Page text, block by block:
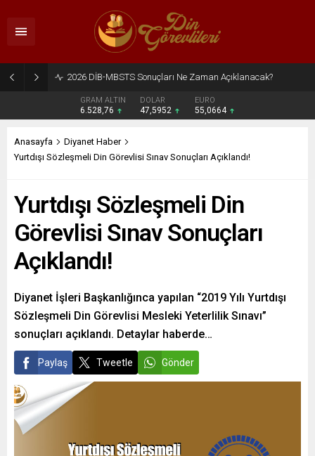
2026 DİB-MBSTS Sonuçları Ne Zaman Açıklanacak?
GRAM ALTIN
6.528,76
DOLAR
47,5952
EURO
55,0664
Anasayfa
Diyanet Haber
Yurtdışı Sözleşmeli Din Görevlisi Sınav Sonuçları Açıklandı!
Yurtdışı Sözleşmeli Din
Görevlisi Sınav Sonuçları
Açıklandı!
Diyanet İşleri Başkanlığınca yapılan “2019 Yılı Yurtdışı
Sözleşmeli Din Görevlisi Mesleki Yeterlilik Sınavı”
sonuçları açıklandı. Detaylar haberde…
Paylaş Tweetle Gönder